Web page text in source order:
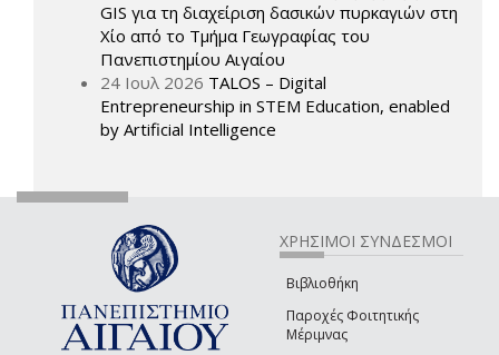
GIS για τη διαχείριση δασικών πυρκαγιών στη
Χίο από το Τμήμα Γεωγραφίας του
Πανεπιστημίου Αιγαίου
24 Ιουλ 2026 TALOS – Digital
Entrepreneurship in STEM Education, enabled
by Artificial Intelligence
ΧΡΗΣΙΜΟΙ ΣΥΝΔΕΣΜΟΙ
Βιβλιοθήκη
Παροχές Φοιτητικής
Μέριμνας